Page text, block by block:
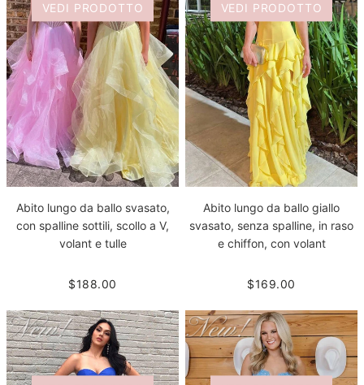
VEDI PRODOTTO
Abito lungo da ballo svasato,
con spalline sottili, scollo a V,
volant e tulle
$188.00
VEDI PRODOTTO
Abito lungo da ballo giallo
svasato, senza spalline, in raso
e chiffon, con volant
$169.00